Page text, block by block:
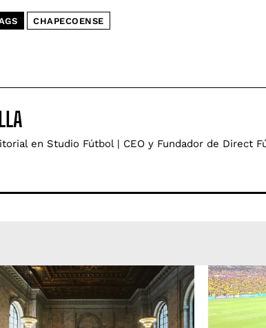
CHAPECOENSE
en Studio Fútbol | CEO y Fundador de Direct